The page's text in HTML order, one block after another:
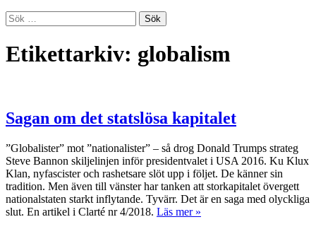
Sök
efter:
Etikettarkiv: globalism
Sagan om det statslösa kapitalet
”Globalister” mot ”nationalister” – så drog Donald Trumps strateg
Steve Bannon skiljelinjen inför presidentvalet i USA 2016. Ku Klux
Klan, nyfascister och rashetsare slöt upp i följet. De känner sin
tradition. Men även till vänster har tanken att storkapitalet övergett
nationalstaten starkt inflytande. Tyvärr. Det är en saga med olyckliga
slut. En artikel i Clarté nr 4/2018. Läs mer »